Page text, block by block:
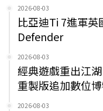
2026-08-03
比亞迪Ti 7進軍
Defender
2026-08-03
經典遊戲重出江
重製版追加數位
2026-08-03